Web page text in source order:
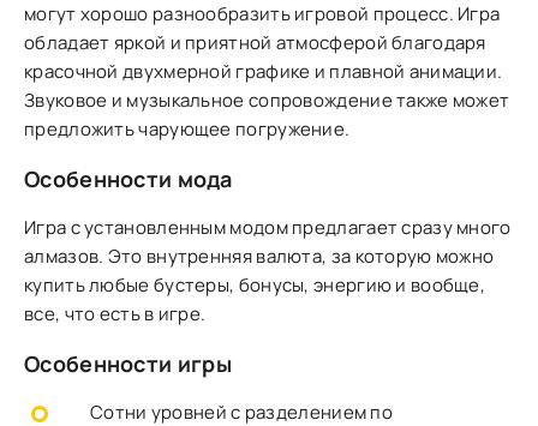
могут хорошо разнообразить игровой процесс. Игра
обладает яркой и приятной атмосферой благодаря
красочной двухмерной графике и плавной анимации.
Звуковое и музыкальное сопровождение также может
предложить чарующее погружение.
Особенности мода
Игра с установленным модом предлагает сразу много
алмазов. Это внутренняя валюта, за которую можно
купить любые бустеры, бонусы, энергию и вообще,
все, что есть в игре.
Особенности игры
Сотни уровней с разделением по